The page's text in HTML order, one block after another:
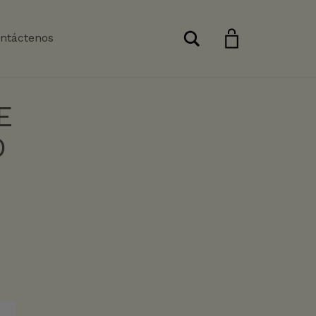
Buscar